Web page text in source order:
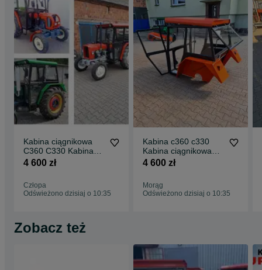
Kabina ciągnikowa
C360 C330 Kabina
C360 URSUS c360 ‼️
4 600 zł
Człopa
Odświeżono dzisiaj o 10:35
Kabina c360 c330
Kabina ciągnikowa
C360 C4011 URSUS
4 600 zł
Morąg
Odświeżono dzisiaj o 10:35
Zobacz też